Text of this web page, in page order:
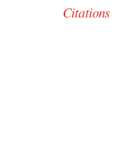
Citations